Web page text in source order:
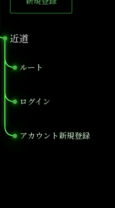
近道
●
ルート
●
ログイン
●
アカウント新規登録
●